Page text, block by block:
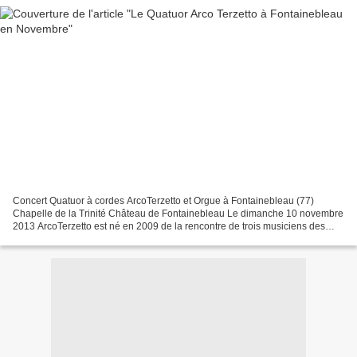
Concert Quatuor à cordes ArcoTerzetto et Orgue à Fontainebleau (77)
Chapelle de la Trinité Château de Fontainebleau Le dimanche 10 novembre
2013 ArcoTerzetto est né en 2009 de la rencontre de trois musiciens des